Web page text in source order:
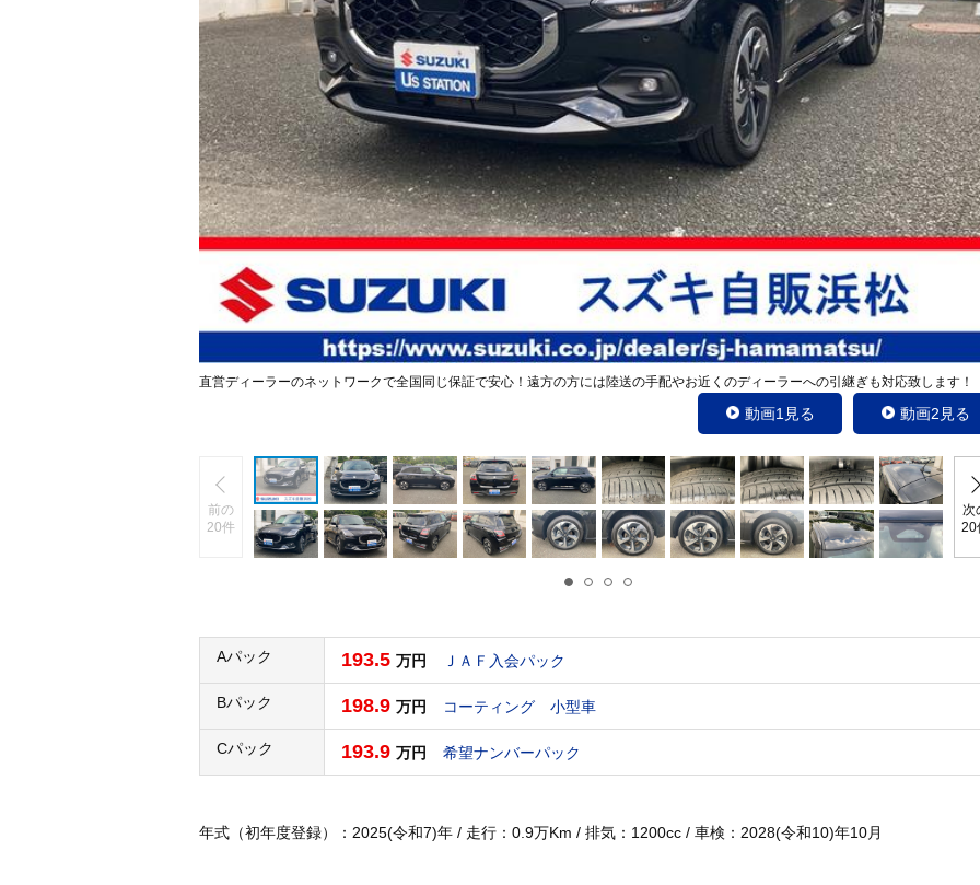
直営ディーラーのネットワークで全国同じ保証で安心！遠方の方には陸送の手配やお近くのディーラーへの引継ぎも対応致します！
動画1見る 動画2見る
前の
20件
次
20
Aパック 193.5 万円 ＪＡＦ入会パック
Bパック 198.9 万円 コーティング 小型車
Cパック 193.9 万円 希望ナンバーパック
年式（初年度登録）：2025(令和7)年 / 走行：0.9万Km / 排気：1200cc / 車検：2028(令和10)年10月